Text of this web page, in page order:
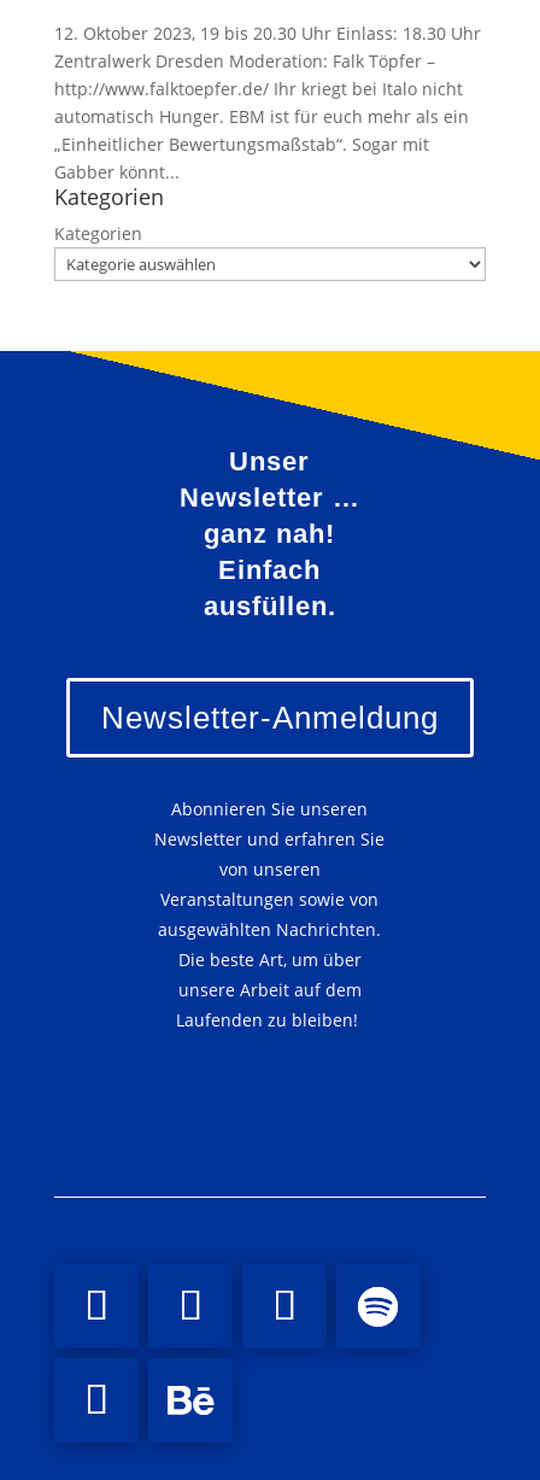
12. Oktober 2023, 19 bis 20.30 Uhr Einlass: 18.30 Uhr
Zentralwerk Dresden Moderation: Falk Töpfer –
http://www.falktoepfer.de/ Ihr kriegt bei Italo nicht
automatisch Hunger. EBM ist für euch mehr als ein
„Einheitlicher Bewertungsmaßstab“. Sogar mit
Gabber könnt...
Kategorien
Kategorien
Unser
Newsletter …
ganz nah!
Einfach
ausfüllen.
Newsletter-Anmeldung
Abonnieren Sie unseren
Newsletter und erfahren Sie
von unseren
Veranstaltungen sowie von
ausgewählten Nachrichten.
Die beste Art, um über
unsere Arbeit auf dem
Laufenden zu bleiben!